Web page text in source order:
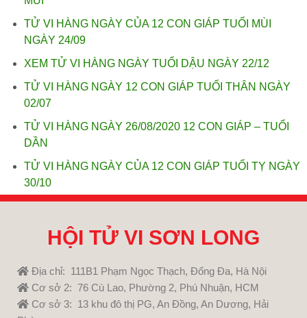
TỬ VI HÀNG NGÀY CỦA 12 CON GIÁP TUỔI MÙI
NGÀY 24/09
XEM TỬ VI HÀNG NGÀY TUỔI DẬU NGÀY 22/12
TỬ VI HÀNG NGÀY 12 CON GIÁP TUỔI THÂN NGÀY
02/07
TỬ VI HÀNG NGÀY 26/08/2020 12 CON GIÁP – TUỔI
DẦN
TỬ VI HÀNG NGÀY CỦA 12 CON GIÁP TUỔI TỴ NGÀY
30/10
HỘI TỬ VI SƠN LONG
Địa chỉ: 111B1 Phạm Ngọc Thạch, Đống Đa, Hà Nội
Cơ sở 2: 76 Cù Lao, Phường 2, Phú Nhuận, HCM
Cơ sở 3: 13 khu đô thị PG, An Đồng, An Dương, Hải